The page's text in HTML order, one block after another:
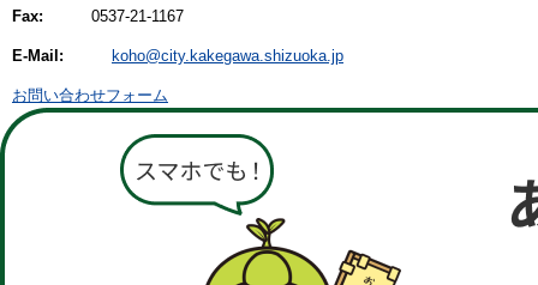
Fax: 0537-21-1167
E-Mail: koho@city.kakegawa.shizuoka.jp
お問い合わせフォーム